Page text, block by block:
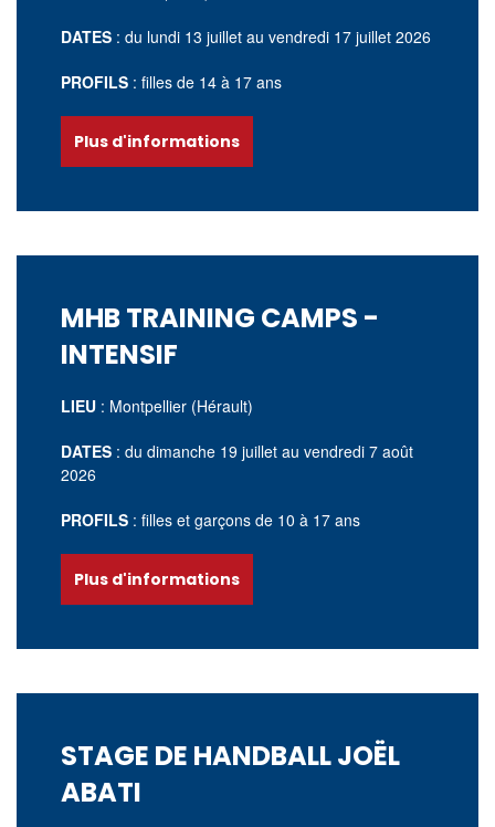
DATES : du lundi 13 juillet au vendredi 17 juillet 2026
PROFILS : filles de 14 à 17 ans
Plus d'informations
MHB TRAINING CAMPS -
INTENSIF
LIEU : Montpellier (Hérault)
DATES : du dimanche 19 juillet au vendredi 7 août
2026
PROFILS : filles et garçons de 10 à 17 ans
Plus d'informations
STAGE DE HANDBALL JOËL
ABATI